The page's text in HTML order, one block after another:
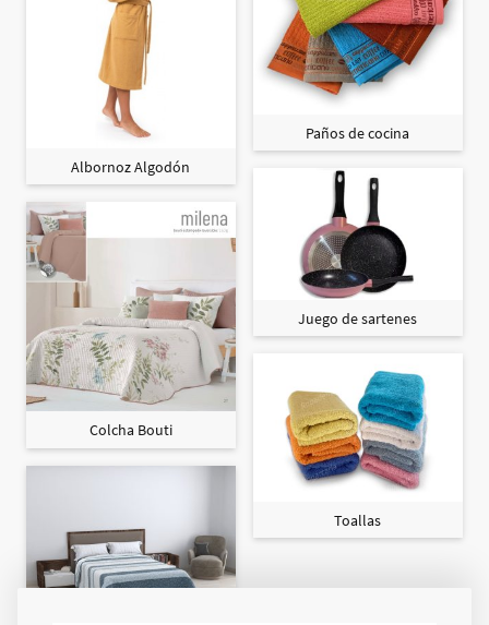
Albornoz Algodón
Colcha Bouti
Paños de cocina
Juego de sartenes
Toallas